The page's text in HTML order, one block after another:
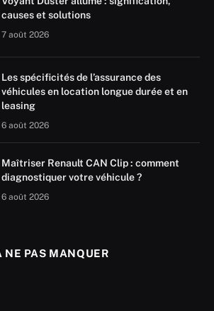
causes et solutions
7 août 2026
Les spécificités de l’assurance des
véhicules en location longue durée et en
leasing
6 août 2026
Maîtriser Renault CAN Clip : comment
diagnostiquer votre véhicule ?
6 août 2026
NE PAS MANQUER